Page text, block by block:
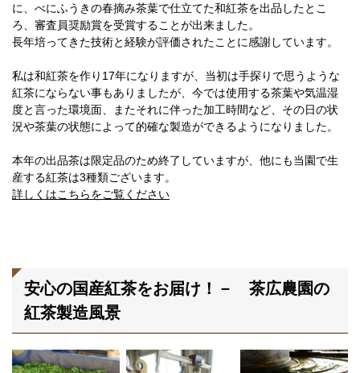
に、べにふうきの春摘み茶葉で仕立てた和紅茶を出品したとこ
ろ、審査員奨励賞を受賞することが出来ました。
長年培ってきた技術と経験が評価されたことに感謝しています。
私は和紅茶を作り17年になりますが、当初は手探りで思うような
紅茶にならない事もありましたが、今では使用する茶葉や気温湿
度と言った環境面、またそれに伴った加工時間など、その日の状
況や茶葉の状態によって的確な製造ができるようになりました。
本年の出品茶は限定品のため終了していますが、他にも当園で生
産する紅茶は3種類ございます。
詳しくはこちらをご覧ください
安心の国産紅茶をお届け！－ 茶広農園の
紅茶製造風景